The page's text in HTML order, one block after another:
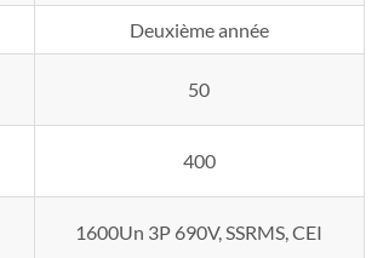
Deuxième année
50
400
1600Un 3P 690V, SSRMS, CEI